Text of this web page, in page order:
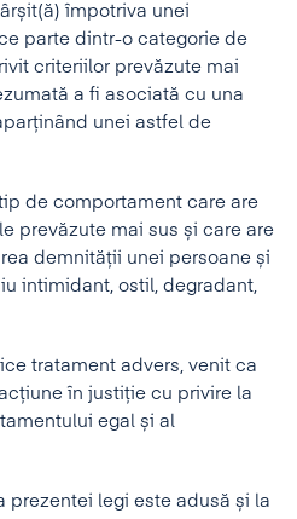
împotriva unei
parte dintr-o categorie de
criteriilor prevăzute mai
a fi asociată cu una
unei astfel de
de comportament care are
prevăzute mai sus și care are
demnității unei persoane și
intimidant, ostil, degradant,
tratament advers, venit ca
în justiție cu privire la
egal și al
prezentei legi este adusă și la